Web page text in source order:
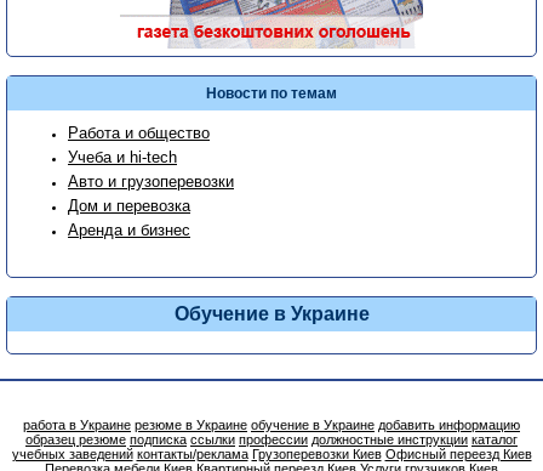
Новости по темам
Работа и общество
Учеба и hi-tech
Авто и грузоперевозки
Дом и перевозка
Аренда и бизнес
Обучение в Украине
работа в Украине резюме в Украине обучение в Украине добавить информацию
образец резюме подписка ссылки профессии должностные инструкции каталог
учебных заведений контакты/реклама Грузоперевозки Киев Офисный переезд Киев